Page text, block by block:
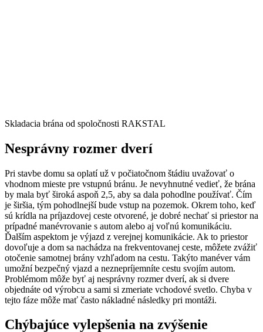
Skladacia brána od spoločnosti RAKSTAL
Nesprávny rozmer dverí
Pri stavbe domu sa oplatí už v počiatočnom štádiu uvažovať o
vhodnom mieste pre vstupnú bránu. Je nevyhnutné vedieť, že brána
by mala byť široká aspoň 2,5, aby sa dala pohodlne používať. Čím
je širšia, tým pohodlnejší bude vstup na pozemok. Okrem toho, keď
sú krídla na príjazdovej ceste otvorené, je dobré nechať si priestor na
prípadné manévrovanie s autom alebo aj voľnú komunikáciu.
Ďalším aspektom je výjazd z verejnej komunikácie. Ak to priestor
dovoľuje a dom sa nachádza na frekventovanej ceste, môžete zvážiť
otočenie samotnej brány vzhľadom na cestu. Takýto manéver vám
umožní bezpečný vjazd a neznepríjemníte cestu svojím autom.
Problémom môže byť aj nesprávny rozmer dverí, ak si dvere
objednáte od výrobcu a sami si zmeriate vchodové svetlo. Chyba v
tejto fáze môže mať často nákladné následky pri montáži.
Chýbajúce vylepšenia na zvýšenie